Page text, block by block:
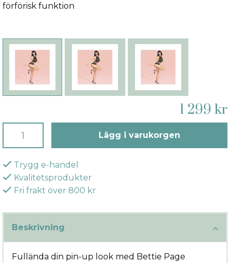
förförisk funktion
1 299 kr
Lägg i varukorgen
Trygg e-handel
Kvalitetsprodukter
Fri frakt över 800 kr
Beskrivning
Fullända din pin-up look med Bettie Page